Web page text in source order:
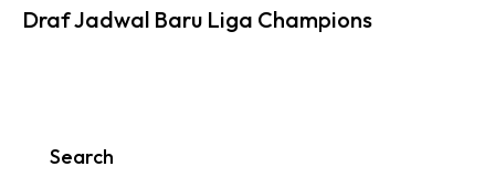
Draf Jadwal Baru Liga Champions
Search